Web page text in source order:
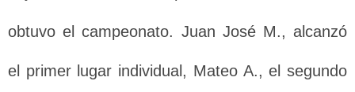
obtuvo el campeonato. Juan José M., alcanzó
el primer lugar individual, Mateo A., el segundo